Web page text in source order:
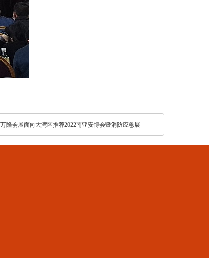
万隆会展面向大湾区推荐2022南亚安博会暨消防应急展